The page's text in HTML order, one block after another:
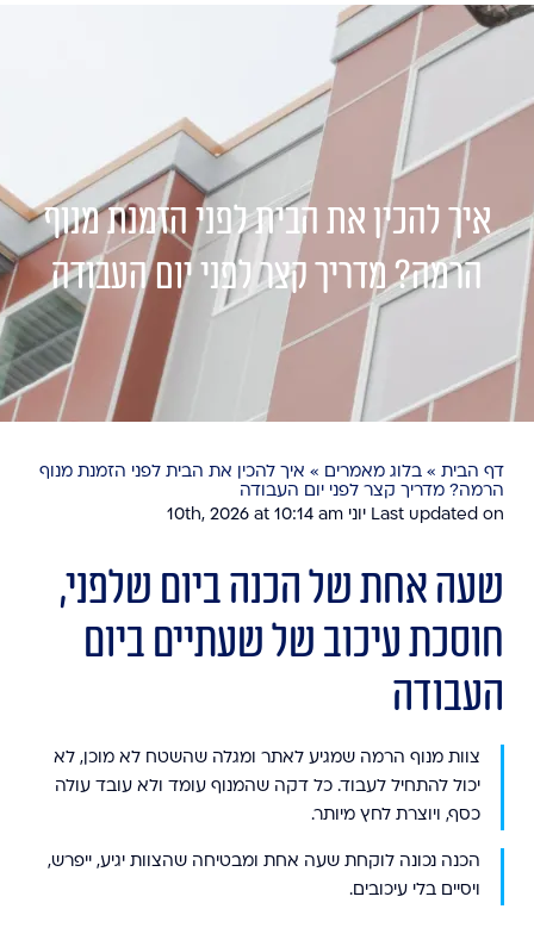
איך להכין את הבית לפני הזמנת מנוף
הרמה? מדריך קצר לפני יום העבודה
דף הבית » בלוג מאמרים » איך להכין את הבית לפני הזמנת מנוף
הרמה? מדריך קצר לפני יום העבודה
Last updated on יוני 10th, 2026 at 10:14 am
שעה אחת של הכנה ביום שלפני,
חוסכת עיכוב של שעתיים ביום
העבודה
צוות מנוף הרמה שמגיע לאתר ומגלה שהשטח לא מוכן, לא
יכול להתחיל לעבוד. כל דקה שהמנוף עומד ולא עובד עולה
כסף, ויוצרת לחץ מיותר.
הכנה נכונה לוקחת שעה אחת ומבטיחה שהצוות יגיע, ייפרש,
ויסיים בלי עיכובים.